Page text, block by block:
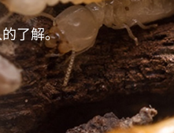
了解。